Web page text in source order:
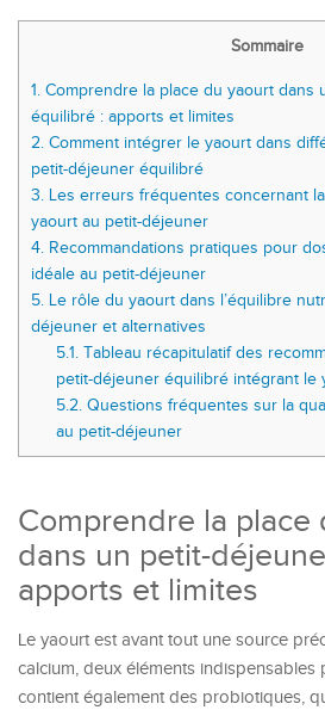
Sommaire
1. Comprendre la place du yaourt dans
équilibré : apports et limites
2. Comment intégrer le yaourt dans
petit-déjeuner équilibré
3. Les erreurs fréquentes concernant
yaourt au petit-déjeuner
4. Recommandations pratiques pour
idéale au petit-déjeuner
5. Le rôle du yaourt dans l’équilibre
déjeuner et alternatives
5.1. Tableau récapitulatif des
petit-déjeuner équilibré intégrant le
5.2. Questions fréquentes sur la
au petit-déjeuner
Comprendre la place
dans un petit-
apports et limites
Le yaourt est avant tout une source
calcium, deux éléments indispensables
contient également des probiotiques,